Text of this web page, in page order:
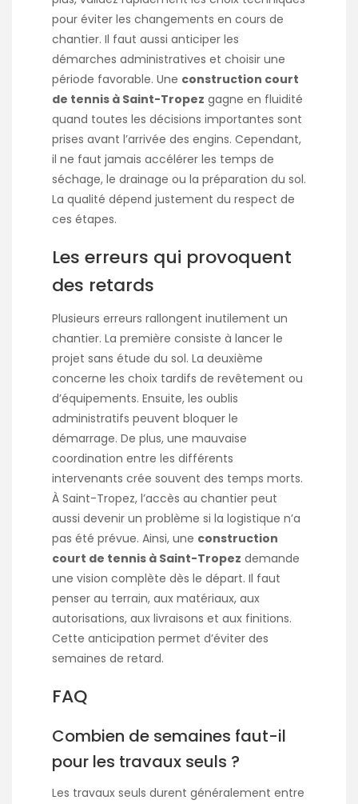
pour éviter les changements en cours de
chantier. Il faut aussi anticiper les
démarches administratives et choisir une
période favorable. Une construction court
de tennis à Saint-Tropez gagne en fluidité
quand toutes les décisions importantes sont
prises avant l’arrivée des engins. Cependant,
il ne faut jamais accélérer les temps de
séchage, le drainage ou la préparation du sol.
La qualité dépend justement du respect de
ces étapes.
Les erreurs qui provoquent
des retards
Plusieurs erreurs rallongent inutilement un
chantier. La première consiste à lancer le
projet sans étude du sol. La deuxième
concerne les choix tardifs de revêtement ou
d’équipements. Ensuite, les oublis
administratifs peuvent bloquer le
démarrage. De plus, une mauvaise
coordination entre les différents
intervenants crée souvent des temps morts.
À Saint-Tropez, l’accès au chantier peut
aussi devenir un problème si la logistique n’a
pas été prévue. Ainsi, une construction
court de tennis à Saint-Tropez demande
une vision complète dès le départ. Il faut
penser au terrain, aux matériaux, aux
autorisations, aux livraisons et aux finitions.
Cette anticipation permet d’éviter des
semaines de retard.
FAQ
Combien de semaines faut-il
pour les travaux seuls ?
Les travaux seuls durent généralement entre